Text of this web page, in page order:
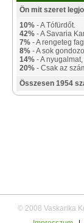
Ön mit szeret
10% - A Tófürdőt.
42% - A Savaria
7% - A rengeteg
8% - A sok
14% - A
20% - Csak az
Összesen 1954
© 2008 Vaskarika